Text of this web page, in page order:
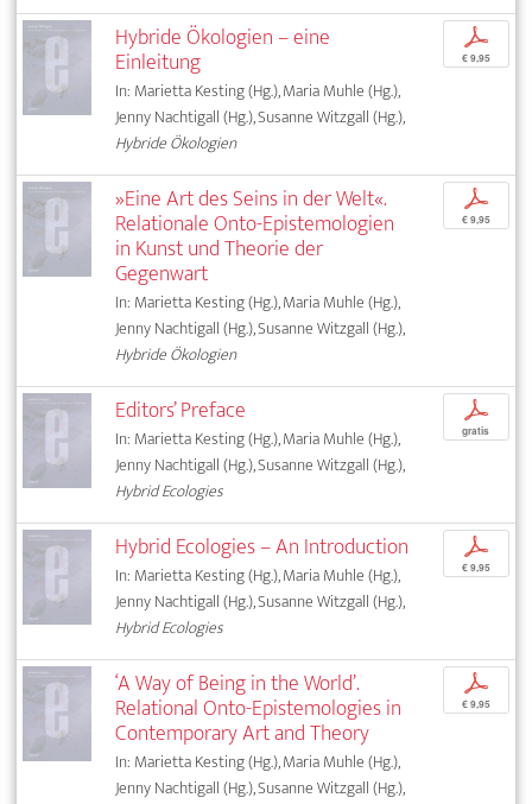
Hybride Ökologien – eine
Einleitung
In: Marietta Kesting (Hg.), Maria Muhle (Hg.),
Jenny Nachtigall (Hg.), Susanne Witzgall (Hg.),
Hybride Ökologien
p
€ 9,95
»Eine Art des Seins in der Welt«.
Relationale Onto-Epistemologien
in Kunst und Theorie der
Gegenwart
In: Marietta Kesting (Hg.), Maria Muhle (Hg.),
Jenny Nachtigall (Hg.), Susanne Witzgall (Hg.),
Hybride Ökologien
p
€ 9,95
Editors’ Preface
In: Marietta Kesting (Hg.), Maria Muhle (Hg.),
Jenny Nachtigall (Hg.), Susanne Witzgall (Hg.),
Hybrid Ecologies
p
gratis
Hybrid Ecologies – An Introduction
In: Marietta Kesting (Hg.), Maria Muhle (Hg.),
Jenny Nachtigall (Hg.), Susanne Witzgall (Hg.),
Hybrid Ecologies
p
€ 9,95
‘A Way of Being in the World’.
Relational Onto-Epistemologies in
Contemporary Art and Theory
In: Marietta Kesting (Hg.), Maria Muhle (Hg.),
Jenny Nachtigall (Hg.), Susanne Witzgall (Hg.),
p
€ 9,95